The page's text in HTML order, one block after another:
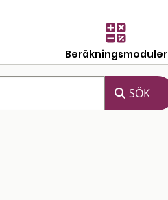
Beräkningsmoduler